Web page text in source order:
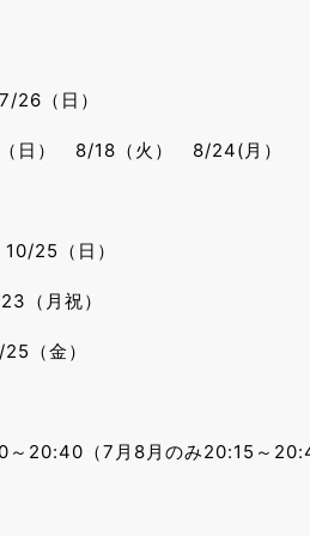
（日）
日） 8/18（火） 8/24(月）
25（日）
（月祝）
（金）
～20:40（7月8月のみ20:15～